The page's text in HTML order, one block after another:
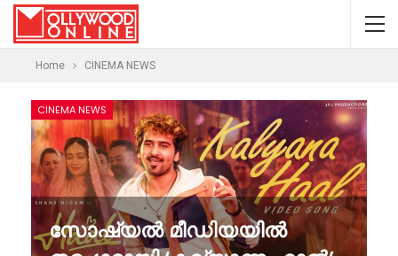
Home CINEMA NEWS
CINEMA NEWS
സോഷ്യൽ മീഡിയയിൽ